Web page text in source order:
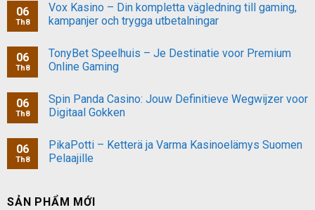
06
Th8
Vox Kasino – Din kompletta vägledning till gaming,
kampanjer och trygga utbetalningar
06
Th8
TonyBet Speelhuis – Je Destinatie voor Premium
Online Gaming
06
Th8
Spin Panda Casino: Jouw Definitieve Wegwijzer voor
Digitaal Gokken
06
Th8
PikaPotti – Ketterä ja Varma Kasinoelämys Suomen
Pelaajille
SẢN PHẨM MỚI